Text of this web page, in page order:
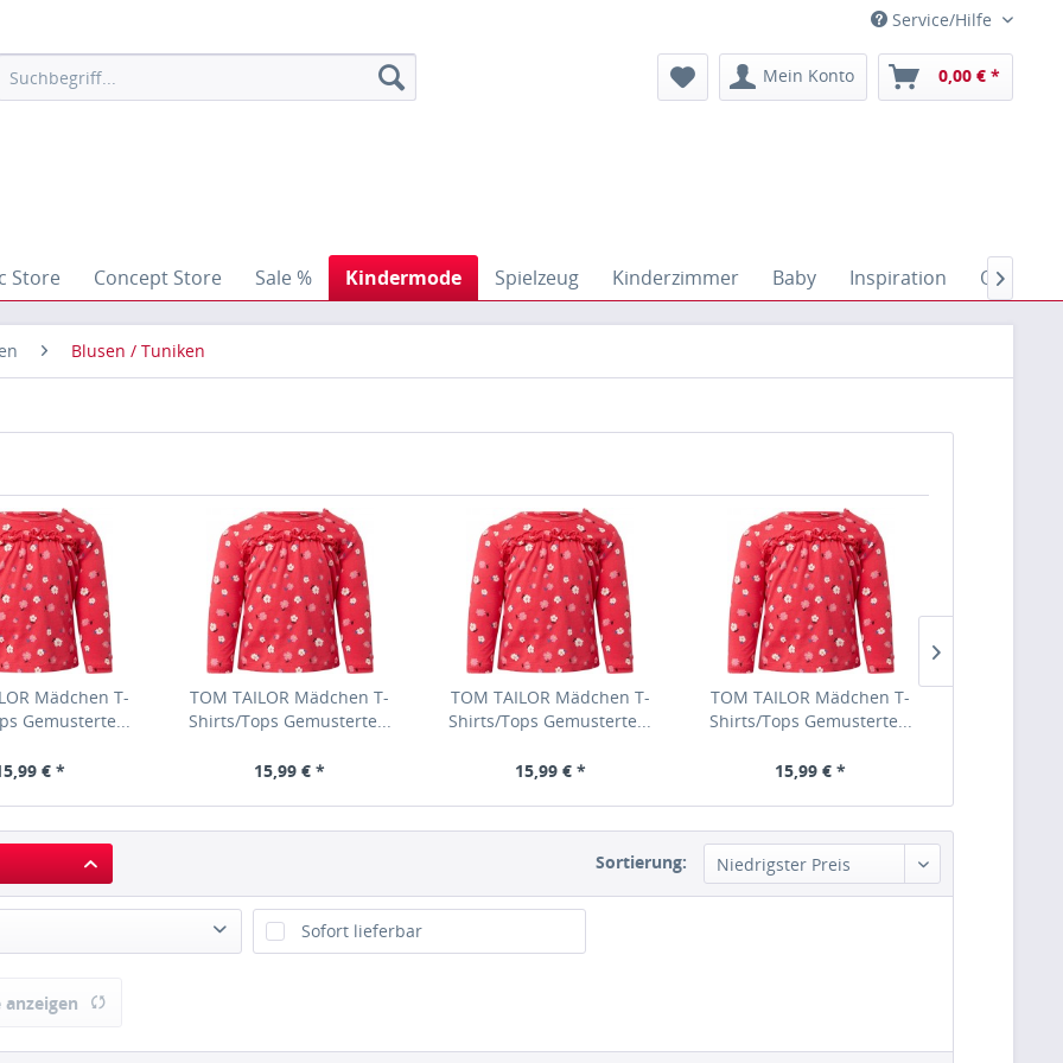
Service/Hilfe
Mein Konto 0,00 € *
Store Concept Store Sale % Kindermode Spielzeug Kinderzimmer Baby Inspiration Outdoor

Blusen / Tuniken
Mädchen T-
Gemusterte...
€ *
TOM TAILOR Mädchen T-
Shirts/Tops Gemusterte...
15,99 € *
TOM TAILOR Mädchen T-
Shirts/Tops Gemusterte...
15,99 € *
TOM TAILOR Mädchen T-
Shirts/Tops Gemusterte...
15,99 € *
Sortierung:
Sofort lieferbar